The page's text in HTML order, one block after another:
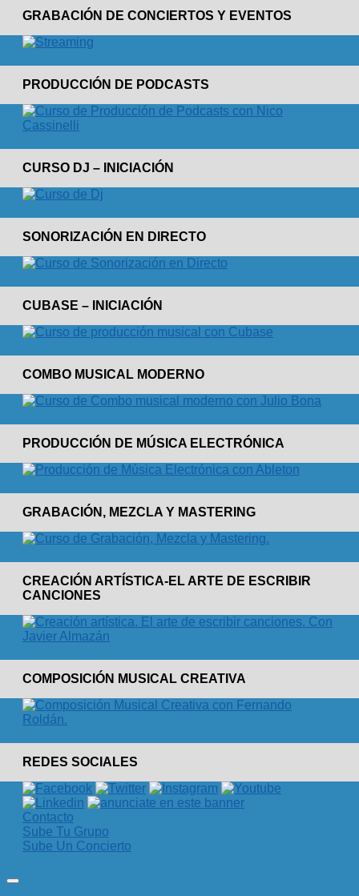
GRABACIÓN DE CONCIERTOS Y EVENTOS
PRODUCCIÓN DE PODCASTS
CURSO DJ – INICIACIÓN
SONORIZACIÓN EN DIRECTO
CUBASE – INICIACIÓN
COMBO MUSICAL MODERNO
PRODUCCIÓN DE MÚSICA ELECTRÓNICA
GRABACIÓN, MEZCLA Y MASTERING
CREACIÓN ARTÍSTICA-EL ARTE DE ESCRIBIR
CANCIONES
COMPOSICIÓN MUSICAL CREATIVA
REDES SOCIALES
Contacto
Sube Tu Grupo
Sube Un Concierto